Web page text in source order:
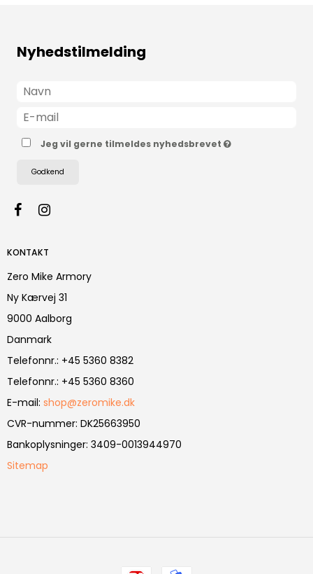
Nyhedstilmelding
Jeg vil gerne tilmeldes nyhedsbrevet
Godkend
KONTAKT
Zero Mike Armory
Ny Kærvej 31
9000 Aalborg
Danmark
Telefonnr.: +45 5360 8382
Telefonnr.: +45 5360 8360
E-mail: shop@zeromike.dk
CVR-nummer: DK25663950
Bankoplysninger: 3409-0013944970
Sitemap